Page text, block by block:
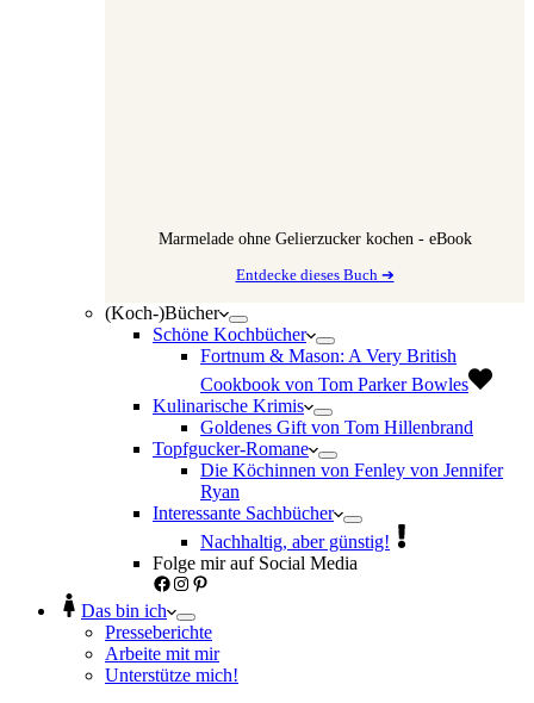
Marmelade ohne Gelierzucker kochen - eBook
Entdecke dieses Buch ➔
(Koch-)Bücher
Schöne Kochbücher
Fortnum & Mason: A Very British
Cookbook von Tom Parker Bowles
Kulinarische Krimis
Goldenes Gift von Tom Hillenbrand
Topfgucker-Romane
Die Köchinnen von Fenley von Jennifer
Ryan
Interessante Sachbücher
Nachhaltig, aber günstig!
Folge mir auf Social Media
Facebook
Instagram
Pinterest
Das bin ich
Presseberichte
Arbeite mit mir
Unterstütze mich!